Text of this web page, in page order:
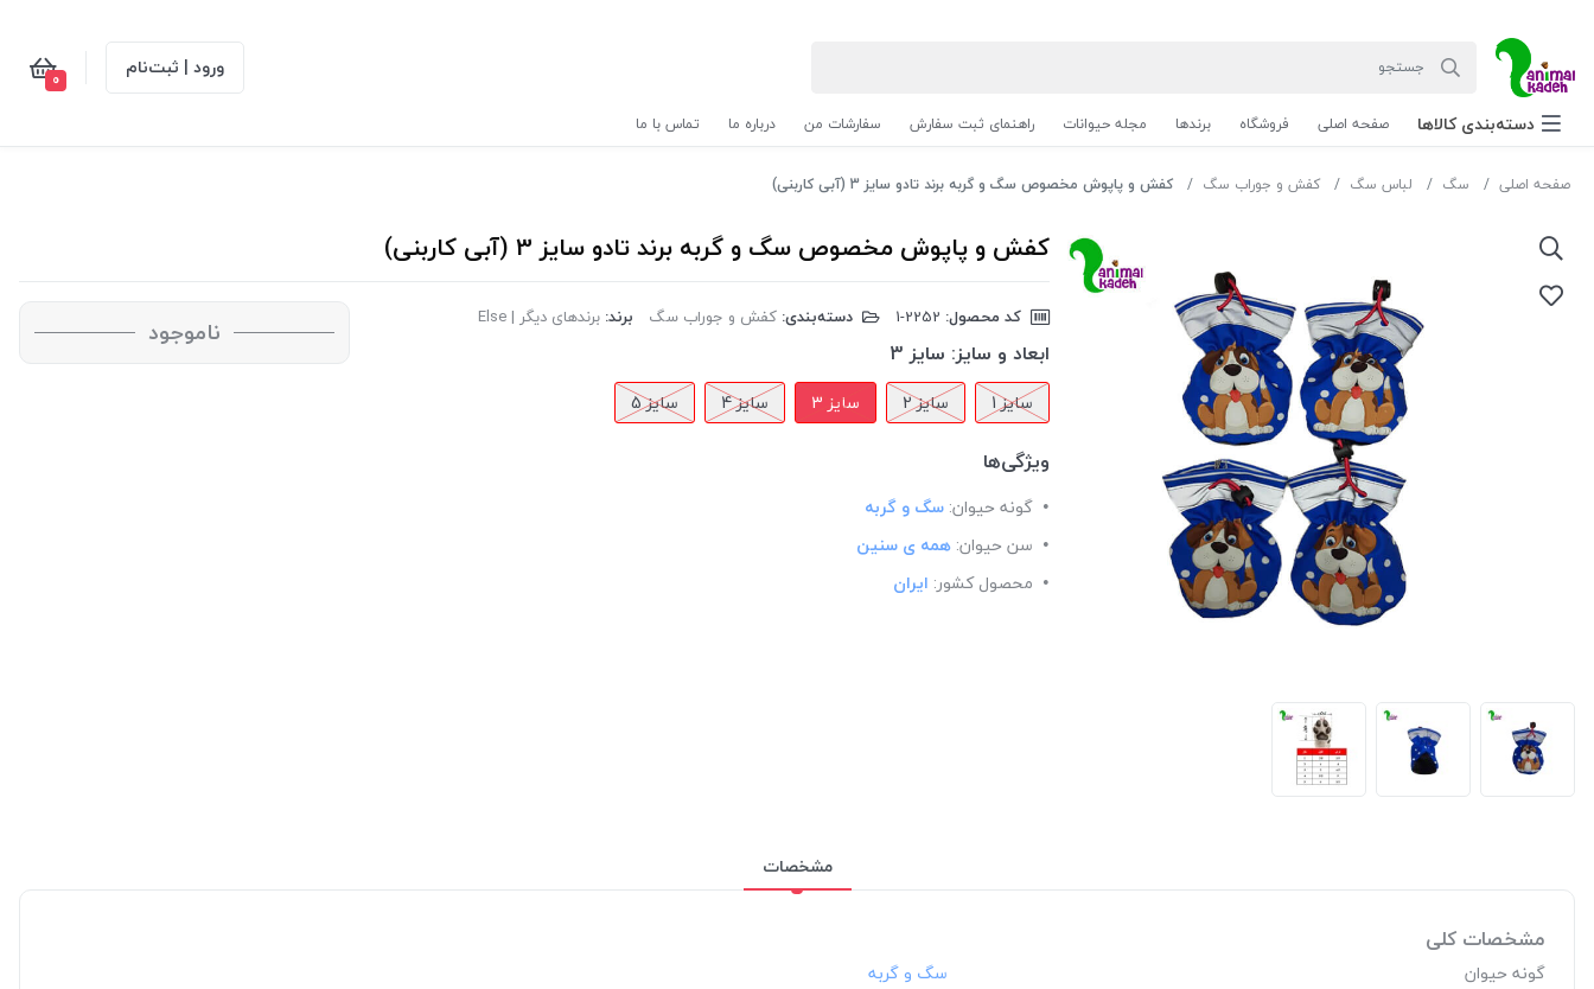
ورود | ثبت‌نام 0
دسته‌بندی‌ کالاها صفحه اصلی فروشگاه برندها مجله حیوانات راهنمای ثبت سفارش سفارشات من درباره ما تماس با ما
صفحه اصلی سگ لباس سگ کفش و جوراب سگ کفش و پاپوش مخصوص سگ و گربه برند تادو سایز 3 (آبی کاربنی)
کفش و پاپوش مخصوص سگ و گربه برند تادو سایز 3 (آبی کاربنی)
کد محصول: دسته‌بندی: کفش و جوراب سگ برند: برندهای دیگر | Else
ابعاد و سایز: سایز 3
سایز 1 سایز 2 سایز 3 سایز 4 سایز 5
ویژگی‌ها
گونه حیوان: سگ و گربه
سن حیوان: همه ی سنین
محصول کشور: ایران
ناموجود
مشخصات
مشخصات کلی
گونه حیوان